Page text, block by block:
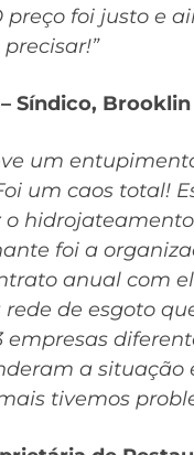
preço foi justo e
Síndico, Brooklin
um
um caos total!
o
foi a
anual com
de esgoto
empresas
a situação
tivemos